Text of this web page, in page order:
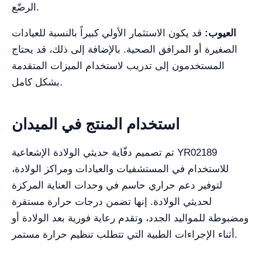
الرضّع.
العيوب: قد يكون الاستثمار الأولي كبيراً بالنسبة للعيادات
الصغيرة أو المرافق الصحية. بالإضافة إلى ذلك، قد يحتاج
المستخدمون إلى تدريب لاستخدام الميزات المتقدمة
بشكل كامل.
استخدام المنتج في الميدان
تم تصميم دفّاية حديثي الولادة الإشعاعية YR02189
للاستخدام في المستشفيات والعيادات ومراكز الولادة،
لتوفير دعم حراري حاسم في وحدات العناية المركزة
لحديثي الولادة. إنها تضمن درجات حرارة مستقرة
ومضبوطة للمواليد الجدد، وتقدم رعاية فورية بعد الولادة أو
أثناء الإجراءات الطبية التي تتطلب تنظيم حرارة مستمر.